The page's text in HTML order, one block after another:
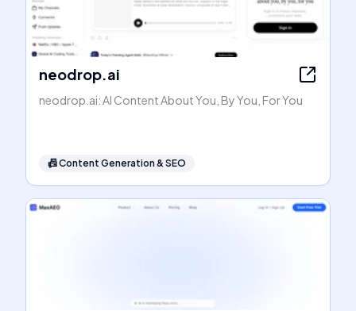
neodrop.ai
neodrop.ai: AI Content About You, By You, For You
📠Content Generation & SEO